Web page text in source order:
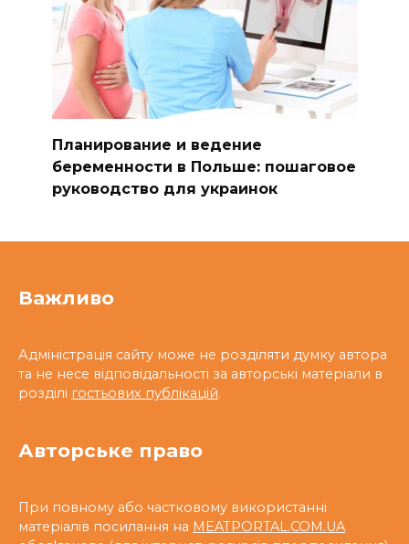
Планирование и ведение
беременности в Польше: пошаговое
руководство для украинок
Важливо
Адміністрація сайту може не розділяти думку автора
та не несе відповідальності за авторські матеріали в
розділі гостьових публікацій.
Авторське право
При повному або частковому використанні
матеріалів посилання на MEATPORTAL.COM.UA